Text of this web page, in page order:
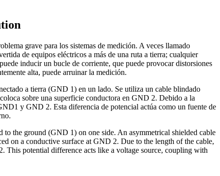
grave para los sistemas de medición. A veces llamado
de equipos eléctricos a más de una ruta a tierra; cualquier
inducir un bucle de corriente, que puede provocar distorsiones
alta, puede arruinar la medición.
a tierra (GND 1) en un lado. Se utiliza un cable blindado
sobre una superficie conductora en GND 2. Debido a la
y GND 2. Esta diferencia de potencial actúa como un fuente de
to the ground (GND 1) on one side. An asymmetrical shielded cable
on a conductive surface at GND 2. Due to the length of the cable,
potential difference acts like a voltage source, coupling with